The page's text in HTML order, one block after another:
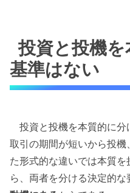
投資と投機
基準はない
投資と投機を本質的に分
取引の期間が短いから投
た形式的な違いでは本質
ら、両者を分ける決定的な